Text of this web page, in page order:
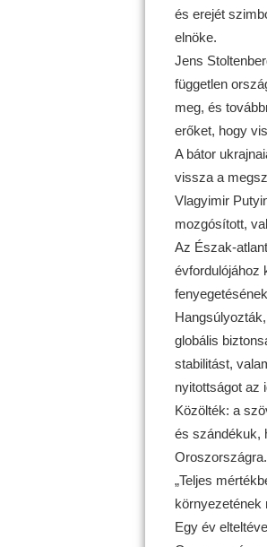
és erejét
elnöke.
Jens
független
meg, és
erőket, hogy
A bátor
vissza a
Vlagyimir
mozgósított,
Az Észak-
évfordulójához
globális
stabilitást,
nyitottságot az
Közölték: a
és szándékuk,
Oroszországra.
„Teljes
környezetének
Egy év